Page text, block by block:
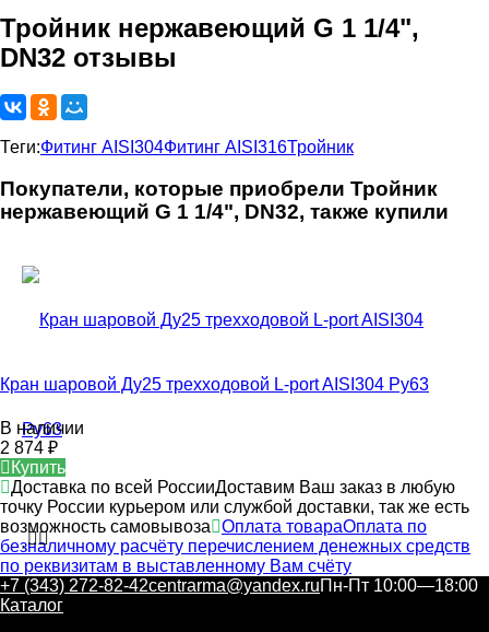
Тройник нержавеющий G 1 1/4",
DN32 отзывы
Теги:Фитинг AISI304Фитинг AISI316Тройник
Покупатели, которые приобрели Тройник
нержавеющий G 1 1/4", DN32, также купили
Кран шаровой Ду25 трехходовой L-port AISI304 Ру63
В наличии
2 874 ₽
Купить
Доставка по всей РоссииДоставим Ваш заказ в любую
точку России курьером или службой доставки, так же есть
возможность самовывоза
Оплата товараОплата по
безналичному расчёту перечислением денежных средств
по реквизитам в выставленному Вам счёту
+7 (343) 272-82-42centrarma@yandex.ruПн-Пт 10:00—18:00
Каталог